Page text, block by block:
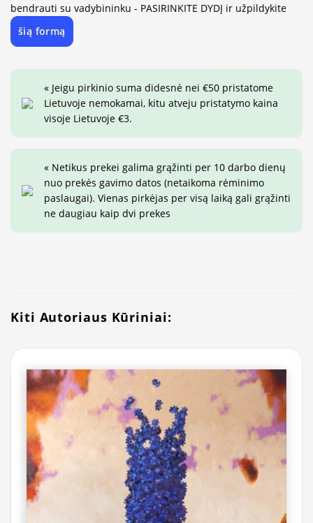
bendrauti su vadybininku - PASIRINKITE DYDĮ ir užpildykite
šią formą
« Jeigu pirkinio suma didesnė nei €50 pristatome
Lietuvoje nemokamai, kitu atveju pristatymo kaina
visoje Lietuvoje €3.
« Netikus prekei galima grąžinti per 10 darbo dienų
nuo prekės gavimo datos (netaikoma rėminimo
paslaugai). Vienas pirkėjas per visą laiką gali grąžinti
ne daugiau kaip dvi prekes
Kiti Autoriaus Kūriniai: